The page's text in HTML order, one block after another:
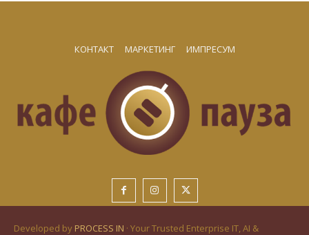
КОНТАКТ МАРКЕТИНГ ИМПРЕСУМ
Developed by PROCESS IN · Your Trusted Enterprise IT, AI &